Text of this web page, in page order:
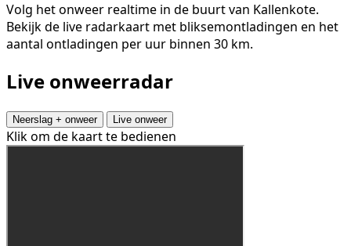
Volg het onweer realtime in de buurt van Kallenkote.
Bekijk de live radarkaart met bliksemontladingen en het
aantal ontladingen per uur binnen 30 km.
Live onweerradar
Neerslag + onweer Live onweer
Klik om de kaart te bedienen